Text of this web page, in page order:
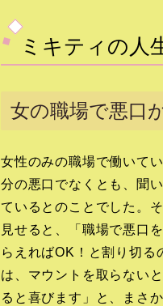
ミキティの人
女の職場で悪口
女性のみの職場で働いて
分の悪口でなくとも、聞
ているとのことでした。
見せると、「職場で悪口
らえればOK！と割り切る
は、マウントを取らない
ると喜びます」と、まさ